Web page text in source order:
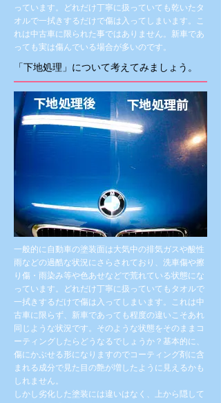
っています。どれだけ丁寧に扱っていても乾いたタ
オルで一拭きするだけで傷は入ってしまいます。こ
れは中古車に限られた事ではありません。新車であ
っても実は傷んでいる場合が多いのです。
「下地処理」について考えてみましょう。
一般的に自動車の塗装面は大気中の排気ガスや酸性
雨などの過酷な状況にさらされており、洗車傷や擦
り傷・雨染み等や色あせなどで荒れている状態にな
っています。どれだけ丁寧に扱っていてもタオルで
一拭きするだけで傷は入ってしまいます。これは中
古車に限らず、新車であっても程度の違いこそあれ
同じような状況です。 そのような状態をそのままコ
ーティングしたらどうなるでしょうか？基本的に、
傷にかぶせる形になりますのでコーティング剤に含
まれる成分で見た目の艶が増したように見えるかも
しれません。
しかし劣化した塗装には違いはなく、上から隠して